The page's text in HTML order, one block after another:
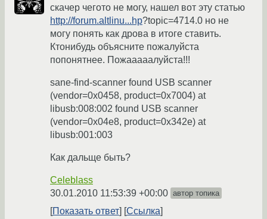
скачер чегото не могу, нашел вот эту статью
http://forum.altlinu...hp?topic=4714.0 но не
могу понять как дрова в итоге ставить.
Ктонибудь объясните пожалуйста
попонятнее. Пожааааалуйста!!!
sane-find-scanner found USB scanner
(vendor=0x0458, product=0x7004) at
libusb:008:002 found USB scanner
(vendor=0x04e8, product=0x342e) at
libusb:001:003
Как дальще быть?
Celeblass
30.01.2010 11:53:39 +00:00 автор топика
Показать ответ Ссылка